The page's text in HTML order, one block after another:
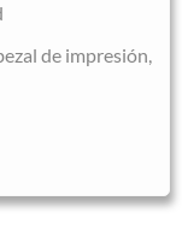
de impresión,